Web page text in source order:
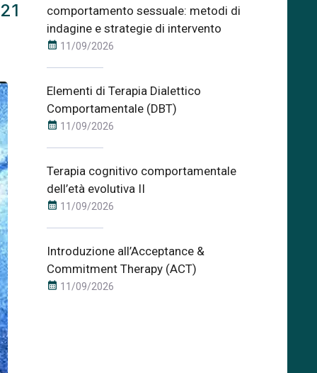
comportamento sessuale: metodi di
indagine e strategie di intervento
calendar_month 11/09/2026
Elementi di Terapia Dialettico
Comportamentale (DBT)
calendar_month 11/09/2026
Terapia cognitivo comportamentale
dell’età evolutiva II
calendar_month 11/09/2026
Introduzione all’Acceptance &
Commitment Therapy (ACT)
calendar_month 11/09/2026